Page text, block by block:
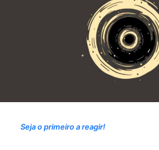
Seja o primeiro a reagir!